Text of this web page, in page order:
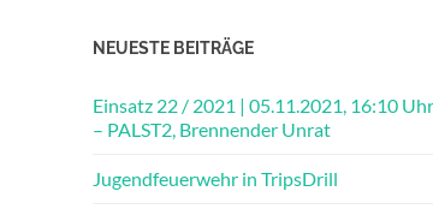
NEUESTE BEITRÄGE
Einsatz 22 / 2021 | 05.11.2021, 16:10 Uhr
– PALST2, Brennender Unrat
Jugendfeuerwehr in TripsDrill